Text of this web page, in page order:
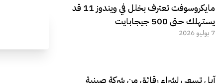
مايكروسوفت تعترف بخلل في ويندوز 11 قد
يستهلك حتى 500 جيجابايت
7 يوليو 2026
آبل تسعى لشراء رقائق من شركة صينية